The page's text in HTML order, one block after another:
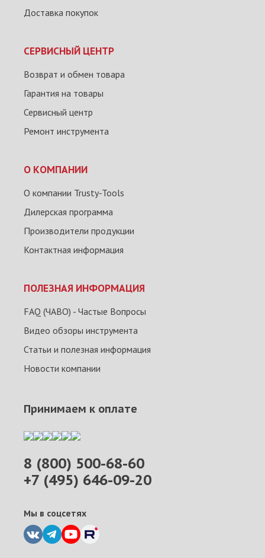
Доставка покупок
СЕРВИСНЫЙ ЦЕНТР
Возврат и обмен товара
Гарантия на товары
Сервисный центр
Ремонт инструмента
О КОМПАНИИ
О компании Trusty-Tools
Дилерская программа
Производители продукции
Контактная информация
ПОЛЕЗНАЯ ИНФОРМАЦИЯ
FAQ (ЧАВО) - Частые Вопросы
Видео обзоры инструмента
Статьи и полезная информация
Новости компании
8 (800) 500-68-60
+7 (495) 646-09-20
Мы в соцсетях
Принимаем к оплате